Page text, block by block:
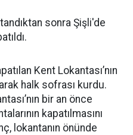
sonra Şişli'de
Kent Lokantası’nın
halk sofrası kurdu.
bir an önce
kapatılmasını
lokantanın önünde